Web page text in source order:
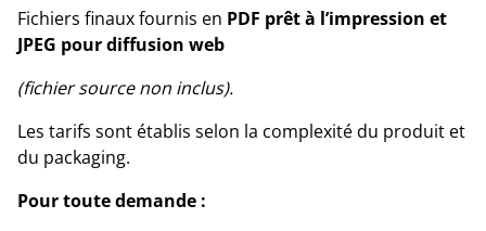
Fichiers finaux fournis en PDF prêt à l’impression et
JPEG pour diffusion web
(fichier source non inclus).
Les tarifs sont établis selon la complexité du produit et
du packaging.
Pour toute demande :